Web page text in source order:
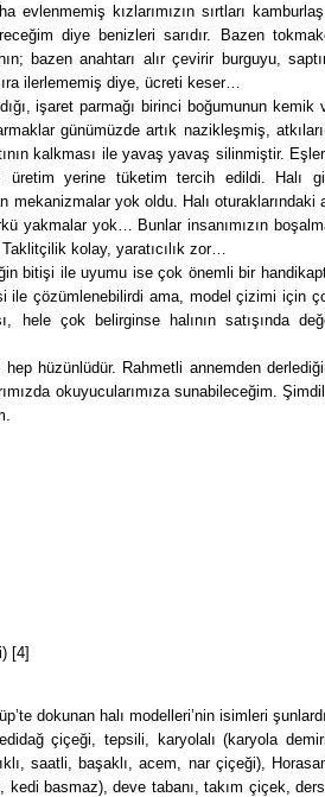
kızlarımızın sırtları
diye benizleri sarıdır. Bazen
bazen anahtarı alır çevirir burguyu,
ilerlememiş diye, ücreti keser…
işaret parmağı birinci boğumunun kemik
günümüzde artık nazikleşmiş,
kalkması ile yavaş yavaş silinmiştir.
üretim yerine tüketim tercih edildi. Halı
mekanizmalar yok oldu. Halı oturaklarındaki
yakmalar yok… Bunlar insanımızın
kolay, yaratıcılık zor…
bitişi ile uyumu ise çok önemli bir
ile çözümlenebilirdi ama, model çizimi için
hele çok belirginse halının satışında
hep hüzünlüdür. Rahmetli annemden
okuyucularımıza sunabileceğim.
[4]
dokunan halı modelleri’nin isimleri
çiçeği, tepsili, karyolalı (karyola
saatli, başaklı, acem, nar çiçeği),
basmaz), deve tabanı, takım çiçek,